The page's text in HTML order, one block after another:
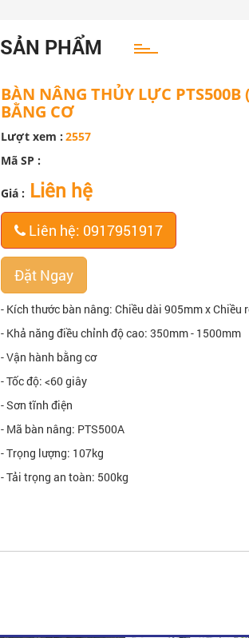
SẢN PHẨM
BÀN NÂNG THỦY LỰC PTS500B
BẰNG CƠ
Lượt xem : 2557
Mã SP :
Giá : Liên hệ
Liên hệ: 0917951917
Đặt Ngay
- Kích thước bàn nâng: Chiều dài 905mm x Chiều
- Khả năng điều chỉnh độ cao: 350mm - 1500mm
- Vận hành bằng cơ
- Tốc độ: <60 giây
- Sơn tĩnh điện
- Mã bàn nâng: PTS500A
- Trọng lượng: 107kg
- Tải trọng an toàn: 500kg